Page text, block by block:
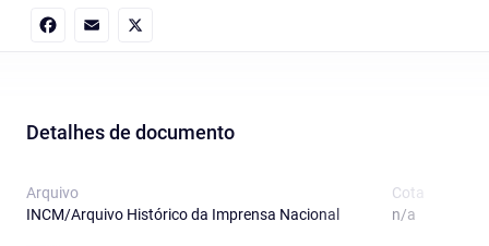
Detalhes de documento
Arquivo
INCM/Arquivo Histórico da Imprensa Nacional
Cota
n/a